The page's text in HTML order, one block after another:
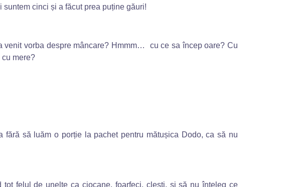
cinci și a făcut prea puține găuri!
venit vorba despre mâncare? Hmmm… cu ce sa încep oare? Cu
mere?
să luăm o porție la pachet pentru mătușica Dodo, ca să nu
felul de unelte ca ciocane, foarfeci, clești, și să nu înțeleg ce